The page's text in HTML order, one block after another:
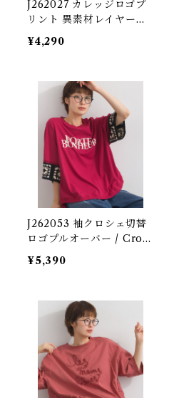
J262027 カレッジロゴプ
リント 異素材レイヤード
風チュニック / College
Logo Print Mixed-Fabri
¥4,290
J262053 袖クロシェ切替
ロゴプルオーバー / Croc
het Sleeve Logo Pullov
er
¥5,390